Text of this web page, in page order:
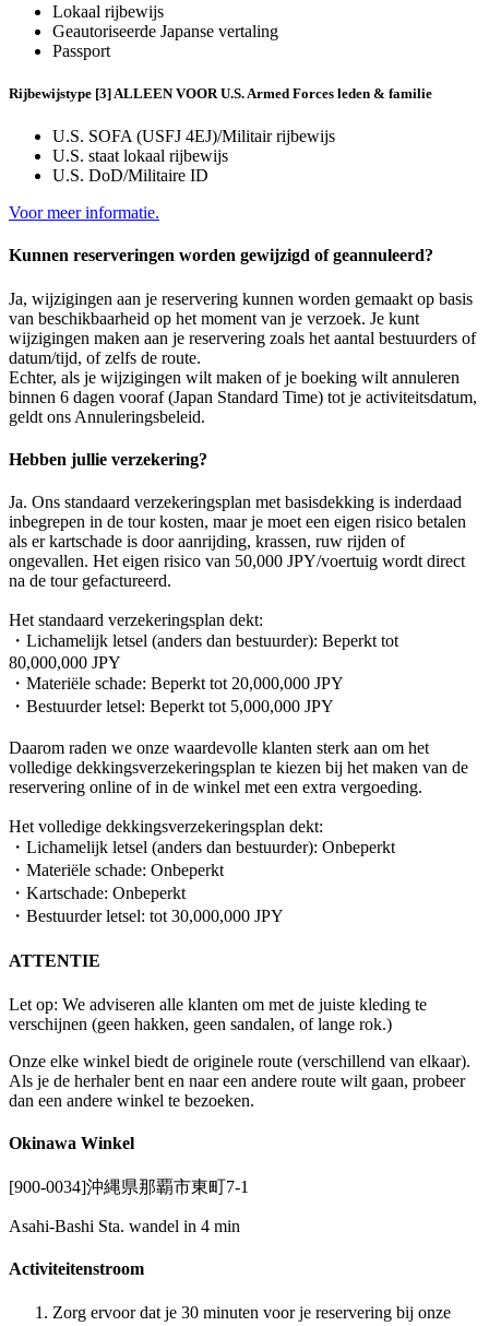
Lokaal rijbewijs
Geautoriseerde Japanse vertaling
Passport
Rijbewijstype [3] ALLEEN VOOR U.S. Armed Forces leden & familie
U.S. SOFA (USFJ 4EJ)/Militair rijbewijs
U.S. staat lokaal rijbewijs
U.S. DoD/Militaire ID
Voor meer informatie.
Kunnen reserveringen worden gewijzigd of geannuleerd?
Ja, wijzigingen aan je reservering kunnen worden gemaakt op basis
van beschikbaarheid op het moment van je verzoek. Je kunt
wijzigingen maken aan je reservering zoals het aantal bestuurders of
datum/tijd, of zelfs de route.
Echter, als je wijzigingen wilt maken of je boeking wilt annuleren
binnen 6 dagen vooraf (Japan Standard Time) tot je activiteitsdatum,
geldt ons Annuleringsbeleid.
Hebben jullie verzekering?
Ja. Ons standaard verzekeringsplan met basisdekking is inderdaad
inbegrepen in de tour kosten, maar je moet een eigen risico betalen
als er kartschade is door aanrijding, krassen, ruw rijden of
ongevallen. Het eigen risico van 50,000 JPY/voertuig wordt direct
na de tour gefactureerd.
Het standaard verzekeringsplan dekt:
・Lichamelijk letsel (anders dan bestuurder): Beperkt tot
80,000,000 JPY
・Materiële schade: Beperkt tot 20,000,000 JPY
・Bestuurder letsel: Beperkt tot 5,000,000 JPY
Daarom raden we onze waardevolle klanten sterk aan om het
volledige dekkingsverzekeringsplan te kiezen bij het maken van de
reservering online of in de winkel met een extra vergoeding.
Het volledige dekkingsverzekeringsplan dekt:
・Lichamelijk letsel (anders dan bestuurder): Onbeperkt
・Materiële schade: Onbeperkt
・Kartschade: Onbeperkt
・Bestuurder letsel: tot 30,000,000 JPY
ATTENTIE
Let op: We adviseren alle klanten om met de juiste kleding te
verschijnen (geen hakken, geen sandalen, of lange rok.)
Onze elke winkel biedt de originele route (verschillend van elkaar).
Als je de herhaler bent en naar een andere route wilt gaan, probeer
dan een andere winkel te bezoeken.
Okinawa Winkel
[900-0034]沖縄県那覇市東町7-1
Asahi-Bashi Sta. wandel in 4 min
Activiteitenstroom
Zorg ervoor dat je 30 minuten voor je reservering bij onze